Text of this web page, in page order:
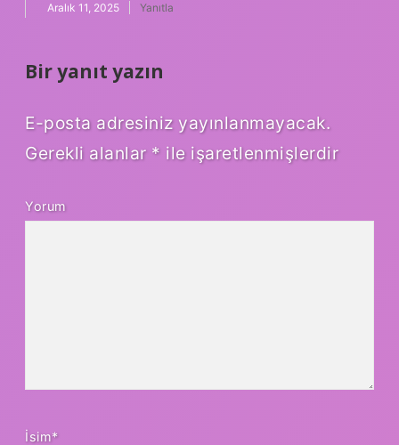
Aralık 11, 2025 Yanıtla
Bir yanıt yazın
E-posta adresiniz yayınlanmayacak.
Gerekli alanlar * ile işaretlenmişlerdir
Yorum
İsim*